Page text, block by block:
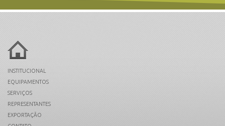
INSTITUCIONAL
EQUIPAMENTOS
SERVIÇOS
REPRESENTANTES
EXPORTAÇÃO